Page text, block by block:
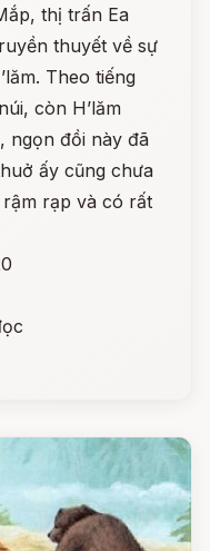
thị trấn Ea
thuyết về sự
Theo tiếng
còn H’lăm
ngọn đồi này đã
ấy cũng chưa
rạp và có rất